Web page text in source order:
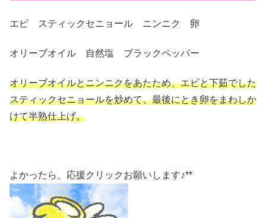
エビ スティックセニョール ニンニク 卵
オリーブオイル 自然塩 ブラックペッパー
オリーブオイルとニンニクをあたため、エビと下茹でした
スティックセニョールを炒めて、最後にとき卵をまわしか
けて半熟仕上げ。
よかったら、応援クリックお願いします♪**